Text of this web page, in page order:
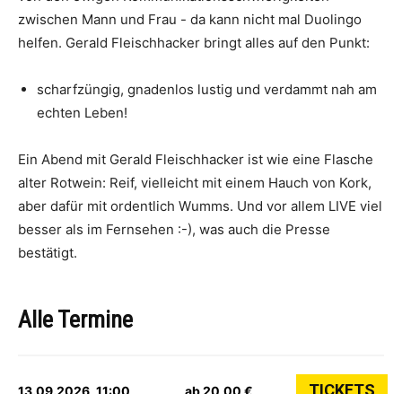
zwischen Mann und Frau - da kann nicht mal Duolingo
helfen. Gerald Fleischhacker bringt alles auf den Punkt:
scharfzüngig, gnadenlos lustig und verdammt nah am
echten Leben!
Ein Abend mit Gerald Fleischhacker ist wie eine Flasche
alter Rotwein: Reif, vielleicht mit einem Hauch von Kork,
aber dafür mit ordentlich Wumms. Und vor allem LIVE viel
besser als im Fernsehen :-), was auch die Presse
bestätigt.
Alle Termine
13.09.2026, 11:00
ab 20,00 € TICKETS